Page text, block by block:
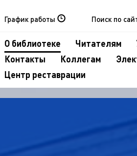
График работы
О библиотеке Читателям
Контакты
Коллегам
Центр реставрации